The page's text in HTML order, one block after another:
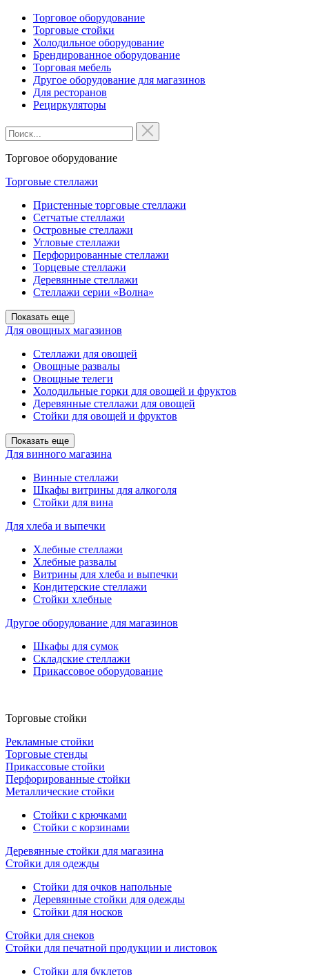
Торговое оборудование
Торговые стойки
Холодильное оборудование
Брендированное оборудование
Торговая мебель
Другое оборудование для магазинов
Для ресторанов
Рециркуляторы
Торговое оборудование
Торговые стеллажи
Пристенные торговые стеллажи
Сетчатые стеллажи
Островные стеллажи
Угловые стеллажи
Перфорированные стеллажи
Торцевые стеллажи
Деревянные стеллажи
Стеллажи серии «Волна»
Показать еще
Для овощных магазинов
Стеллажи для овощей
Овощные развалы
Овощные телеги
Холодильные горки для овощей и фруктов
Деревянные стеллажи для овощей
Стойки для овощей и фруктов
Показать еще
Для винного магазина
Винные стеллажи
Шкафы витрины для алкоголя
Стойки для вина
Для хлеба и выпечки
Хлебные стеллажи
Хлебные развалы
Витрины для хлеба и выпечки
Кондитерские стеллажи
Стойки хлебные
Другое оборудование для магазинов
Шкафы для сумок
Складские стеллажи
Прикассовое оборудование
Торговые стойки
Рекламные стойки
Торговые стенды
Прикассовые стойки
Перфорированные стойки
Металлические стойки
Стойки с крючками
Стойки с корзинами
Деревянные стойки для магазина
Стойки для одежды
Стойки для очков напольные
Деревянные стойки для одежды
Стойки для носков
Стойки для снеков
Стойки для печатной продукции и листовок
Стойки для буклетов